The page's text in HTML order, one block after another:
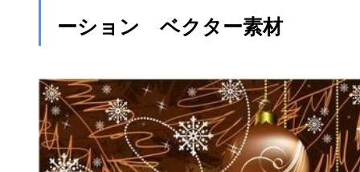
ーション ベクター素材